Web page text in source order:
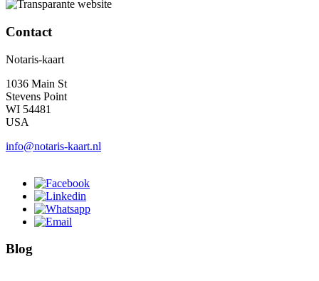
Contact
Notaris-kaart
1036 Main St
Stevens Point
WI 54481
USA
info@notaris-kaart.nl
Blog